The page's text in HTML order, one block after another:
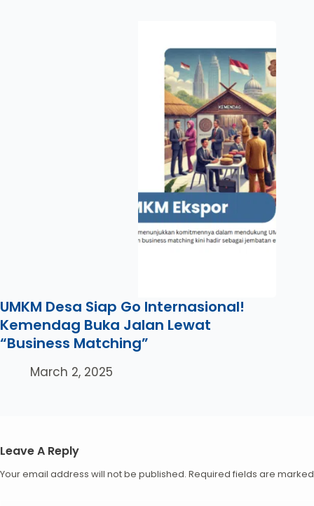
UMKM Desa Siap Go Internasional!
Kemendag Buka Jalan Lewat
“Business Matching”
March 2, 2025
Leave A Reply
Your email address will not be published. Required fields are